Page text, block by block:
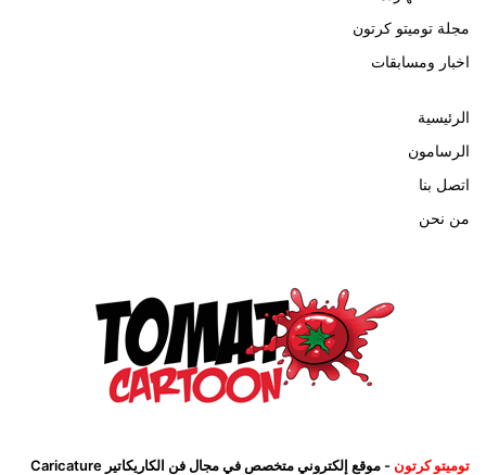
مجلة توميتو كرتون
اخبار ومسابقات
الرئيسية
الرسامون
اتصل بنا
من نحن
توميتو كرتون - موقع إلكتروني متخصص في مجال فن الكاريكاتير Caricature